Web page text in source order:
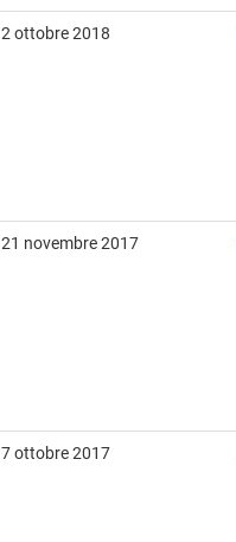
2 ottobre 2018
21 novembre 2017
7 ottobre 2017